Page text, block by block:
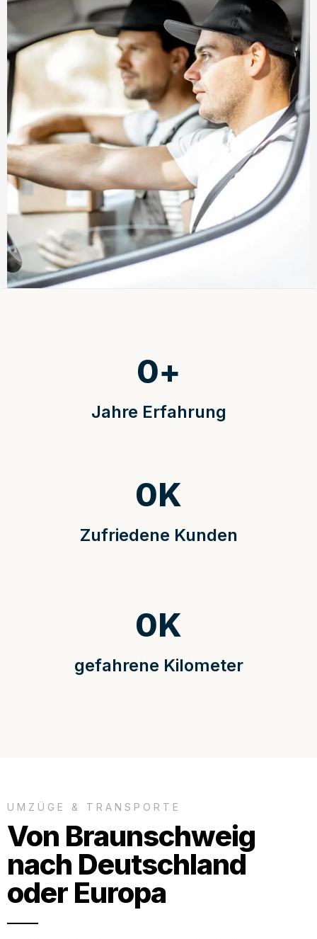
Jahre Erfahrung
0+
Zufriedene Kunden
0K
gefahrene Kilometer
0K
UMZÜGE & TRANSPORTE
Von Braunschweig
nach Deutschland
oder Europa